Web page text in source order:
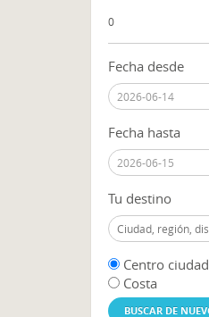
0
Fecha desde
Fecha hasta
Tu destino
Centro ciudad
Costa